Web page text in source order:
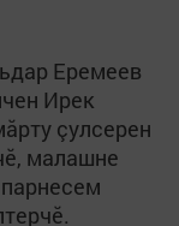
Еремеев
Ирек
çулсерен
малашне